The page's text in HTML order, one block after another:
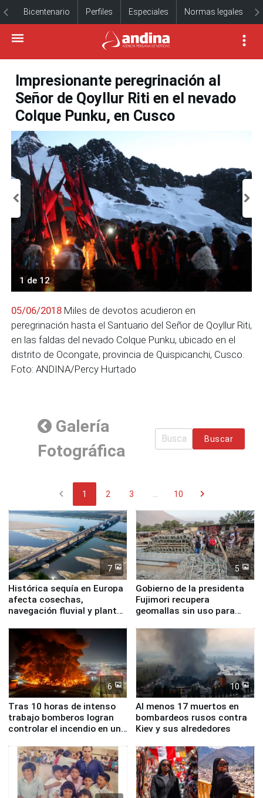
Bicentenario Perfiles Especiales Normas legales
Impresionante peregrinación al
Señor de Qoyllur Riti en el nevado
Colque Punku, en Cusco
1 de 12
05/06/2018 Miles de devotos acudieron en
peregrinación hasta el Santuario del Señor de Qoyllur Riti,
en las faldas del nevado Colque Punku, ubicado en el
distrito de Ocongate, provincia de Quispicanchi, Cusco.
Foto: ANDINA/Percy Hurtado
Galería
Fotográfica
Buscar
chevron_left 1 2 3 10 chevron_right
7
Histórica sequía en Europa
afecta cosechas,
navegación fluvial y plantas
5
Gobierno de la presidenta
Fujimori recupera
geomallas sin uso para
Fenómeno El Niño
6
Tras 10 horas de intenso
trabajo bomberos logran
controlar el incendio en una
de Chile
10
Al menos 17 muertos en
bombardeos rusos contra
Kiev y sus alrededores